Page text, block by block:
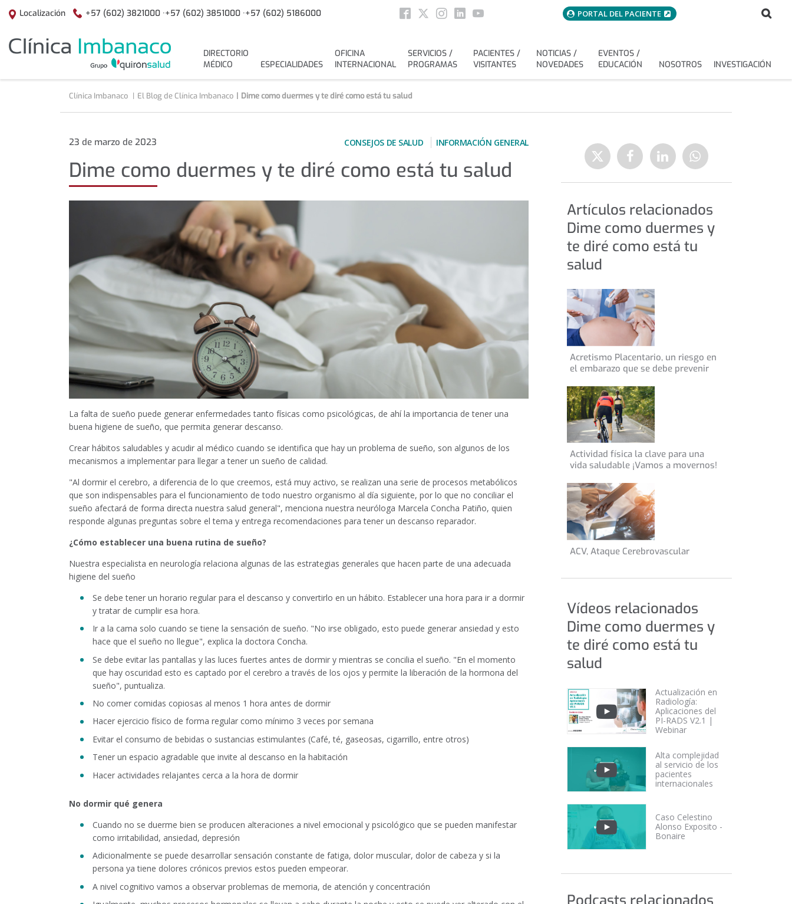
Localización +57 (602) 3821000 ·+57 (602) 3851000 ·+57 (602) 5186000
Social
menuAcceso
PORTAL DEL PACIENTE
Buscar
DIRECTORIO
MÉDICO
ESPECIALIDADES
OFICINA
INTERNACIONAL
SERVICIOS /
PROGRAMAS
PACIENTES /
VISITANTES
NOTICIAS /
NOVEDADES
EVENTOS /
EDUCACIÓN
NOSOTROS INVESTIGACIÓN
Clínica Imbanaco El Blog de Clínica Imbanaco Dime como duermes y te diré como está tu salud
Dime
duermes
y
te
diré
23 de marzo de 2023 CONSEJOS DE SALUD INFORMACIÓN GENERAL
Dime como duermes y te diré como está tu salud
La falta de sueño puede generar enfermedades tanto físicas como psicológicas, de ahí la importancia de tener una
buena higiene de sueño, que permita generar descanso.
Crear hábitos saludables y acudir al médico cuando se identifica que hay un problema de sueño, son algunos de los
mecanismos a implementar para llegar a tener un sueño de calidad.
"Al dormir el cerebro, a diferencia de lo que creemos, está muy activo, se realizan una serie de procesos metabólicos
que son indispensables para el funcionamiento de todo nuestro organismo al día siguiente, por lo que no conciliar el
sueño afectará de forma directa nuestra salud general", menciona nuestra neuróloga Marcela Concha Patiño, quien
responde algunas preguntas sobre el tema y entrega recomendaciones para tener un descanso reparador.
¿Cómo establecer una buena rutina de sueño?
Nuestra especialista en neurología relaciona algunas de las estrategias generales que hacen parte de una adecuada
higiene del sueño
Se debe tener un horario regular para el descanso y convertirlo en un hábito. Establecer una hora para ir a dormir
y tratar de cumplir esa hora.
Ir a la cama solo cuando se tiene la sensación de sueño. "No irse obligado, esto puede generar ansiedad y esto
hace que el sueño no llegue", explica la doctora Concha.
Se debe evitar las pantallas y las luces fuertes antes de dormir y mientras se concilia el sueño. "En el momento
que hay oscuridad esto es captado por el cerebro a través de los ojos y permite la liberación de la hormona del
sueño", puntualiza.
No comer comidas copiosas al menos 1 hora antes de dormir
Hacer ejercicio físico de forma regular como mínimo 3 veces por semana
Evitar el consumo de bebidas o sustancias estimulantes (Café, té, gaseosas, cigarrillo, entre otros)
Tener un espacio agradable que invite al descanso en la habitación
Hacer actividades relajantes cerca a la hora de dormir
No dormir qué genera
Cuando no se duerme bien se producen alteraciones a nivel emocional y psicológico que se pueden manifestar
como irritabilidad, ansiedad, depresión
Adicionalmente se puede desarrollar sensación constante de fatiga, dolor muscular, dolor de cabeza y si la
persona ya tiene dolores crónicos previos estos pueden empeorar.
A nivel cognitivo vamos a observar problemas de memoria, de atención y concentración
Enviar
a
Twitter
Compartir
en
Facebook
Compartir
en
Linkedin
Compartir
en
WhatsApp
Artículos relacionados
Dime como duermes y
te diré como está tu
salud
14 de mayo de 2022
INFORMACIÓN GENERAL
Acretismo Placentario, un riesgo en
el embarazo que se debe prevenir
11 de abril de 2021
CONSEJOS DE SALUD
Actividad física la clave para una
vida saludable ¡Vamos a movernos!
21 de agosto de 2022
INFORMACIÓN GENERAL
ACV, Ataque Cerebrovascular
Vídeos relacionados
Dime como duermes y
te diré como está tu
salud
Actualización en
Radiología:
Aplicaciones del
PI-RADS V2.1 |
Webinar
Alta complejidad
al servicio de los
pacientes
internacionales
Caso Celestino
Alonso Exposito -
Bonaire